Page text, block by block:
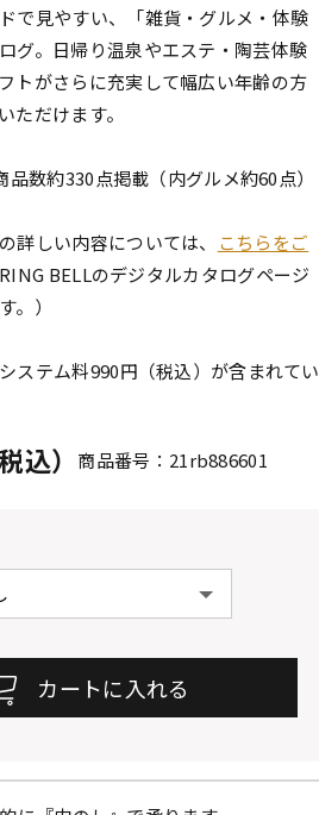
で見やすい、「雑貨・グルメ・体験
グ。日帰り温泉やエステ・陶芸体験
トがさらに充実して幅広い年齢の方
ただけます。
数約330点掲載（内グルメ約60点）
詳しい内容については、
こちらをご
RING BELLのデジタルカタログページ
。）
ステム料990円（税込）が含まれてい
込） 商品番号：21rb886601